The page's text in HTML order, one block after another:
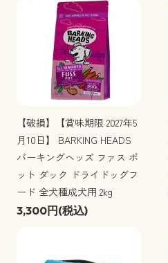
【破損】【賞味期限 2027年5
月10日】 BARKING HEADS
バーキングヘッズ ファス ポ
ット ダック ドライドッグフ
ード 全犬種成犬用 2kg
3,300円(税込)